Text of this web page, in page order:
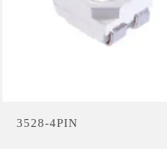
3528-4PIN